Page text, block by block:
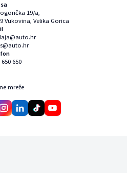
19/a,
Vukovina, Velika Gorica
650 650
mreže